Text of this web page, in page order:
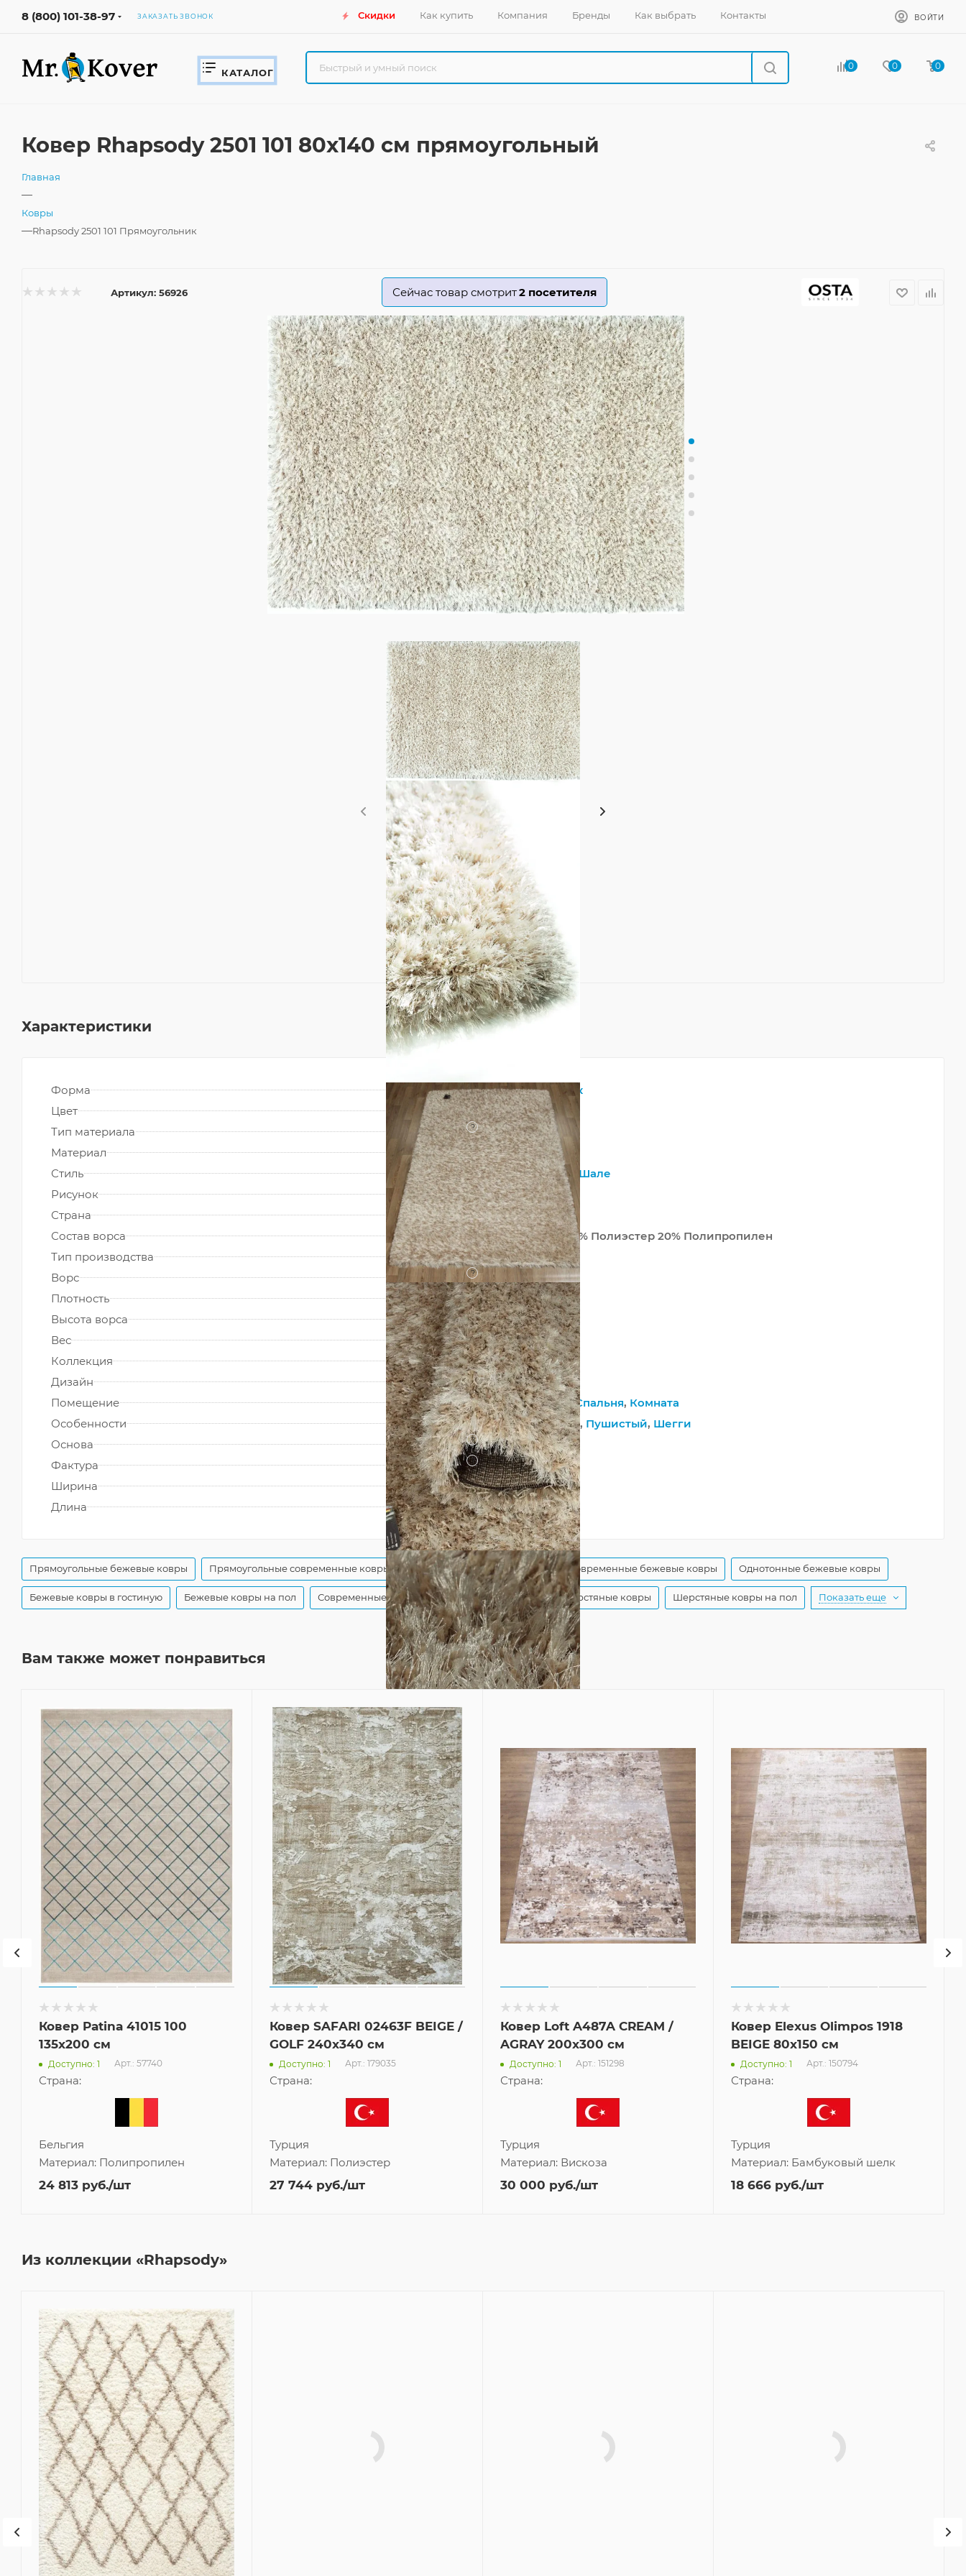
8 (800) 101-38-97 ЗАКАЗАТЬ ЗВОНОК Скидки Как купить Компания Бренды Как выбрать Контакты ВОЙТИ
КАТАЛОГ
0 0 0
Ковер Rhapsody 2501 101 80x140 см прямоугольный
Главная
—
Ковры
—Rhapsody 2501 101 Прямоугольник
Артикул: 56926 Сейчас товар смотрит2 посетителя
Характеристики
Форма
Прямоугольник
Цвет
Бежевый
Тип материала
?
Смешанный
Материал
Шерсть
Стиль
Современный Шале
Рисунок
Однотонный
Страна
Бельгия
Состав ворса
40% Шерсть 40% Полиэстер 20% Полипропилен
Тип производства
Машинный
Ворс
?
Высокий
Плотность
66 000 точек/м²
Высота ворса
70 мм
Вес
3800 г/м²
Коллекция
Rhapsody
Дизайн
2501 101
Помещение
Гостиная,Зал,Спальня, Комната
Особенности
Мягкий,На пол, Пушистый, Шегги
Основа
?
Джутовая
Фактура
?
Гладкий
Ширина
80
Длина
140
Прямоугольные бежевые ковры Прямоугольные современные ковры Бежевые шерстяные ковры Современные бежевые ковры Однотонные бежевые ковры
Бежевые ковры в гостиную Бежевые ковры на пол Современные шерстяные ковры Однотонные шерстяные ковры Шерстяные ковры на пол Показать еще
Вам также может понравиться
Ковер Patina 41015 100
135x200 см
Доступно: 1 Арт.: 57740
Страна:
Бельгия
Материал: Полипропилен
24 813 руб./шт
Ковер SAFARI 02463F BEIGE /
GOLF 240x340 см
Доступно: 1 Арт.: 179035
Страна:
Турция
Материал: Полиэстер
27 744 руб./шт
Ковер Loft A487A CREAM /
AGRAY 200x300 см
Доступно: 1 Арт.: 151298
Страна:
Турция
Материал: Вискоза
30 000 руб./шт
Ковер Elexus Olimpos 1918
BEIGE 80x150 см
Доступно: 1 Арт.: 150794
Страна:
Турция
Материал: Бамбуковый шелк
18 666 руб./шт
Из коллекции «Rhapsody»